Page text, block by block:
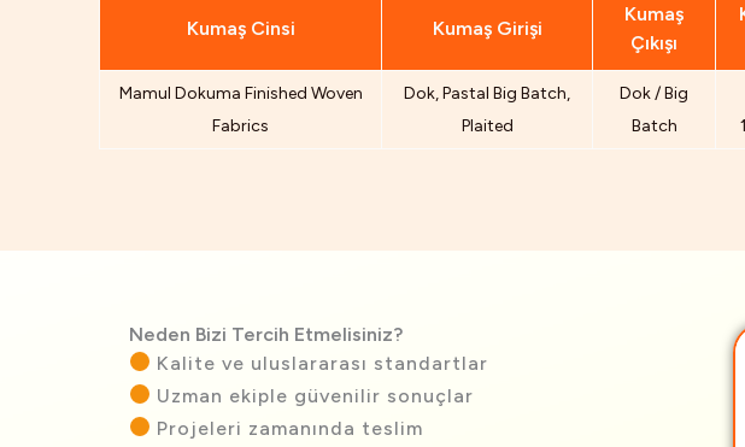
Kumaş Cinsi Kumaş Girişi
Kumaş
Çıkışı
Mamul Dokuma Finished Woven
Fabrics
Dok, Pastal Big Batch,
Plaited
Dok / Big
Batch
Neden Bizi Tercih Etmelisiniz?
Kalite ve uluslararası standartlar
Uzman ekiple güvenilir sonuçlar
Projeleri zamanında teslim